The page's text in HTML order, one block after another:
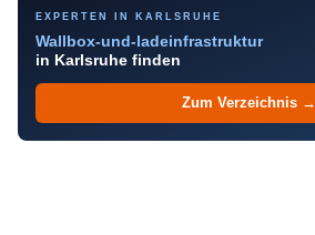
EXPERTEN IN KARLSRUHE
Wallbox-und-ladeinfrastruktur
in Karlsruhe finden
Zum Verzeichnis →